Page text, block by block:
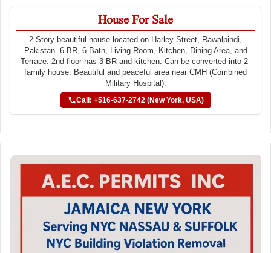
House For Sale
2 Story beautiful house located on Harley Street, Rawalpindi,
Pakistan. 6 BR, 6 Bath, Living Room, Kitchen, Dining Area, and
Terrace. 2nd floor has 3 BR and kitchen. Can be converted into 2-
family house. Beautiful and peaceful area near CMH (Combined
Military Hospital).
Call: +516-637-2742 (New York, USA)